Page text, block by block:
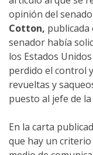
opinión del
Cotton, publicada
senador había
los Estados
perdido el control
revueltas y
puesto al jefe de
En la carta
que hay un